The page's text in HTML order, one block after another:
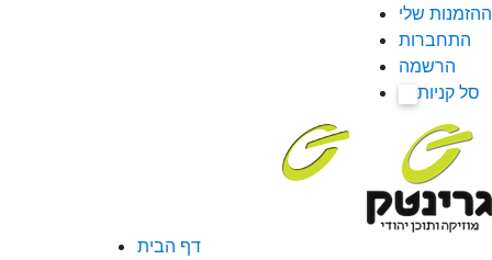
ההזמנות שלי
התחברות
הרשמה
סל קניות
דף הבית